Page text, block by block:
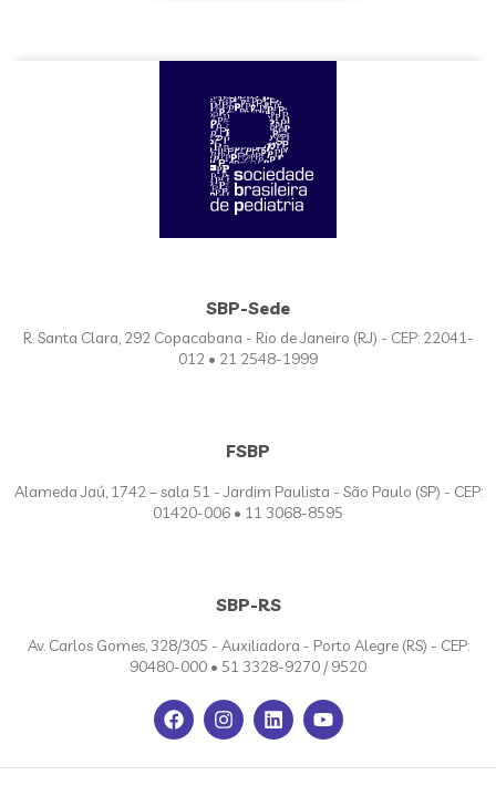
SBP-Sede
R. Santa Clara, 292 Copacabana - Rio de Janeiro (RJ) - CEP: 22041-
012 • 21 2548-1999
FSBP
Alameda Jaú, 1742 – sala 51 - Jardim Paulista - São Paulo (SP) - CEP:
01420-006 • 11 3068-8595
SBP-RS
Av. Carlos Gomes, 328/305 - Auxiliadora - Porto Alegre (RS) - CEP:
90480-000 • 51 3328-9270 / 9520